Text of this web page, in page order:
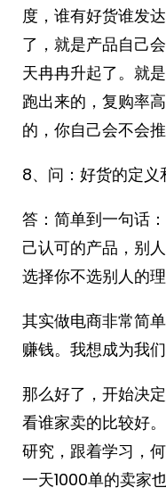
度，谁有好货谁发
了，就是产品自己
天冉冉升起了。就
跑出来的，复购率
的，你自己会不会推
8、问：好货的定义
答：简单到一句话
己认可的产品，别
选择你不选别人的理
其实做电商非常简
赚钱。我想成为我
那么好了，开始决
看谁家卖的比较好
研究，跟着学习，
一天1000单的卖家